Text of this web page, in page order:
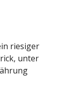
riesiger
unter